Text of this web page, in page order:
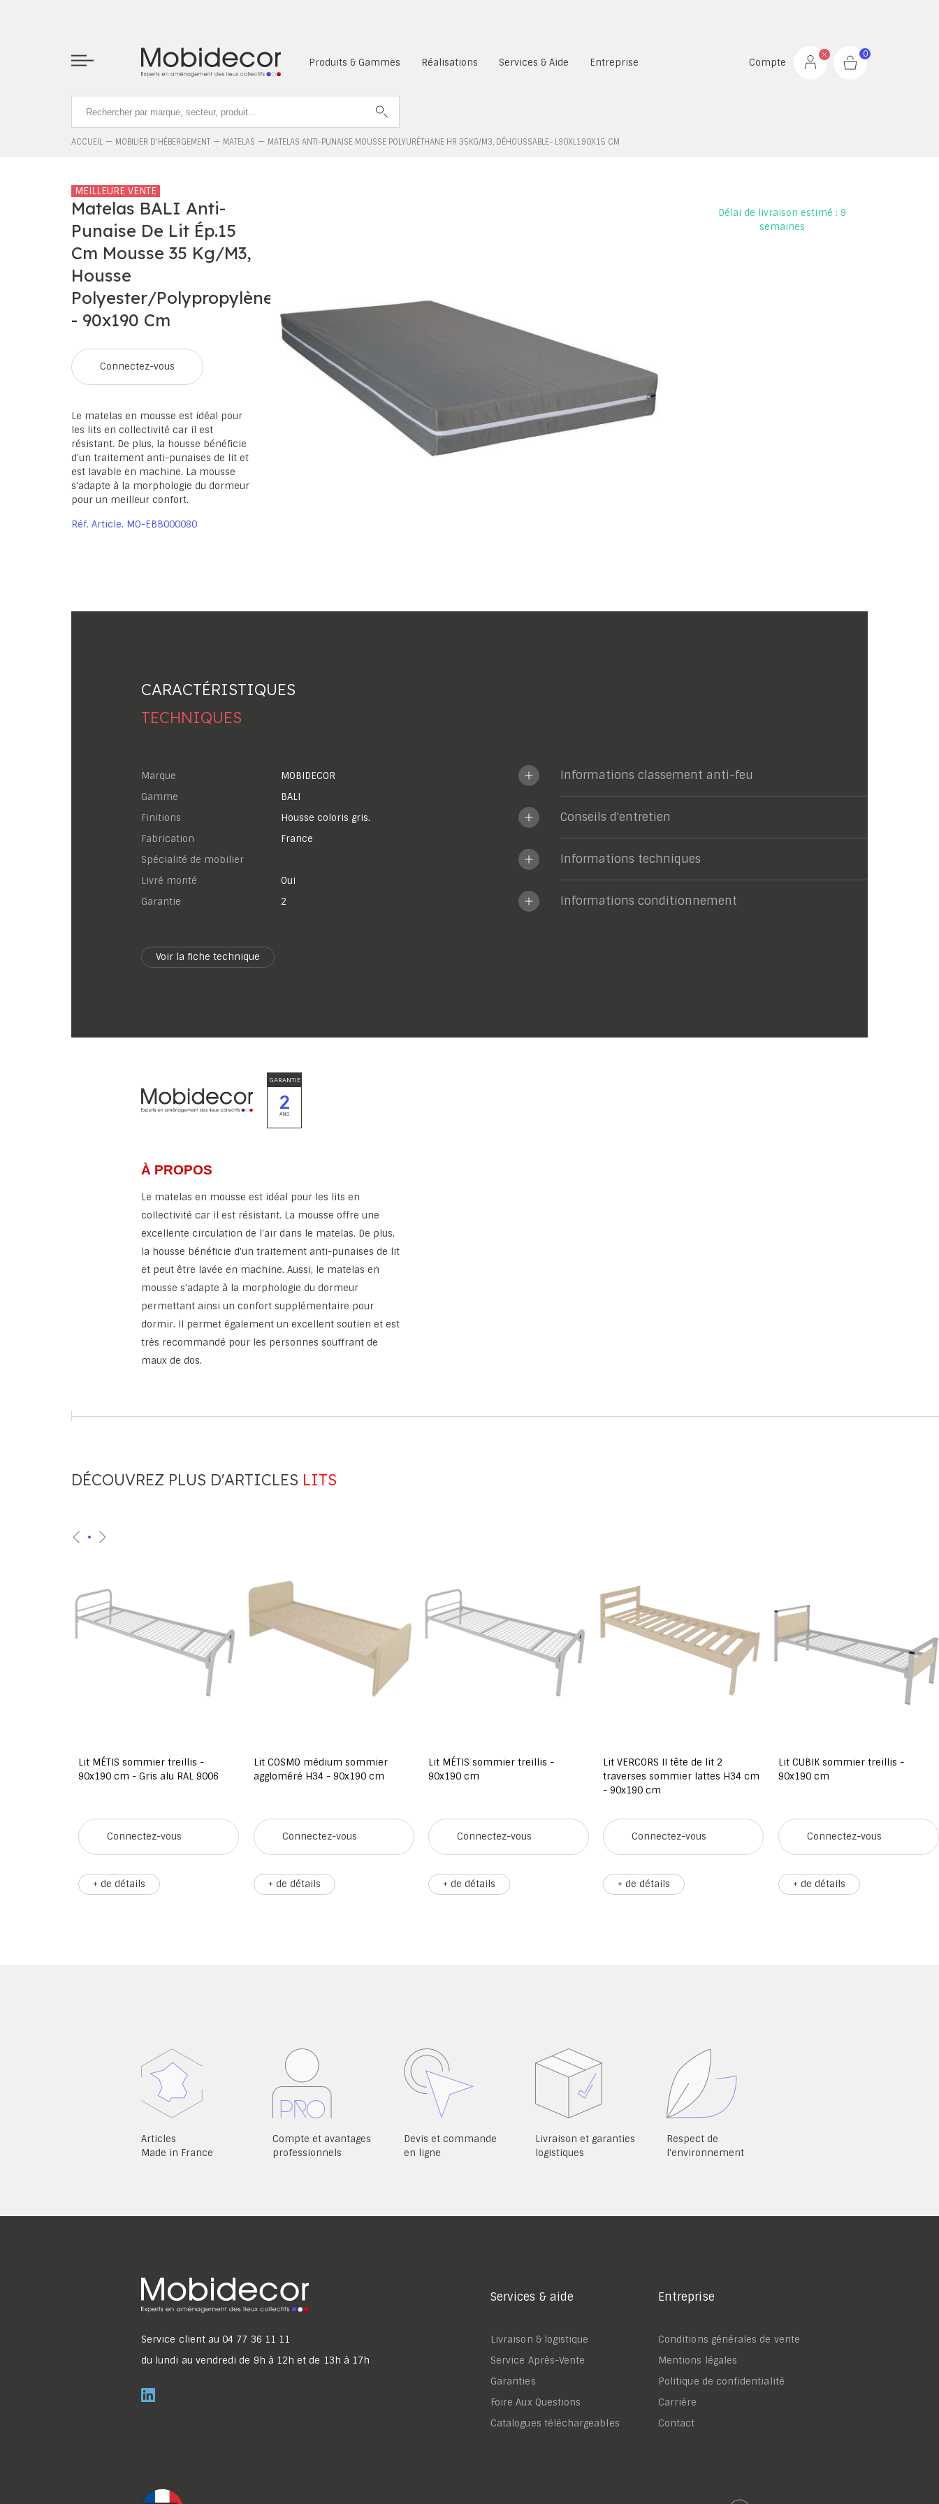
Produits & Gammes Réalisations Services & Aide Entreprise Compte
0
ACCUEIL MOBILIER D'HÉBERGEMENT MATELAS MATELAS ANTI-PUNAISE MOUSSE POLYURÉTHANE HR 35KG/M3, DÉHOUSSABLE- L90XL190X15 CM
MEILLEURE VENTE
Matelas BALI Anti-
Punaise De Lit Ép.15
Cm Mousse 35 Kg/m3,
Housse
Polyester/polypropylène
- 90x190 Cm
Connectez-vous
Le matelas en mousse est idéal pour
les lits en collectivité car il est
résistant. De plus, la housse bénéficie
d'un traitement anti-punaises de lit et
est lavable en machine. La mousse
s'adapte à la morphologie du dormeur
pour un meilleur confort.
Réf. Article MO-EBB000080
Délai de livraison estimé : 9
semaines
CARACTÉRISTIQUES
TECHNIQUES
Marque
MOBIDECOR
Gamme
BALI
Finitions
Housse coloris gris.
Fabrication
France
Spécialité de mobilier
Livré monté
Oui
garantie
2
Voir la fiche technique
Informations classement anti-feu
Conseils d'entretien
Informations techniques
Informations conditionnement
GARANTIE
2
ANS
À PROPOS
Le matelas en mousse est idéal pour les lits en
collectivité car il est résistant. La mousse offre une
excellente circulation de l'air dans le matelas. De plus,
la housse bénéficie d'un traitement anti-punaises de lit
et peut être lavée en machine. Aussi, le matelas en
mousse s'adapte à la morphologie du dormeur
permettant ainsi un confort supplémentaire pour
dormir. Il permet également un excellent soutien et est
très recommandé pour les personnes souffrant de
maux de dos.
DÉCOUVREZ PLUS D'ARTICLES LITS
Lit MÉTIS sommier treillis -
90x190 cm - Gris alu RAL 9006
Connectez-vous
+ de détails
Lit COSMO médium sommier
aggloméré H34 - 90x190 cm
Connectez-vous
+ de détails
Lit MÉTIS sommier treillis -
90x190 cm
Connectez-vous
+ de détails
Lit VERCORS II tête de lit 2
traverses sommier lattes H34 cm
- 90x190 cm
Connectez-vous
+ de détails
Lit CUBIK sommier treillis -
90x190 cm
Connectez-vous
+ de détails
Articles
Made in France
Compte et avantages
professionnels
Devis et commande
en ligne
Livraison et garanties
logistiques
Respect de
l'environnement
Service client au 04 77 36 11 11
du lundi au vendredi de 9h à 12h et de 13h à 17h
Services & aide
Livraison & logistique
Service Après-Vente
Garanties
Foire Aux Questions
Catalogues téléchargeables
Entreprise
Conditions générales de vente
Mentions légales
Politique de confidentialité
Carrière
Contact